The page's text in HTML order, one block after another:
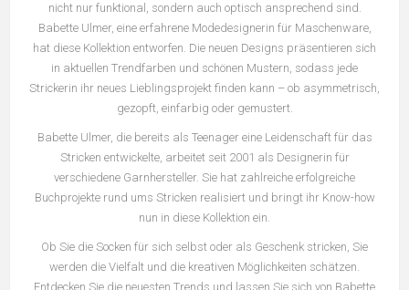
nicht nur funktional, sondern auch optisch ansprechend sind.
Babette Ulmer, eine erfahrene Modedesignerin für Maschenware,
hat diese Kollektion entworfen. Die neuen Designs präsentieren sich
in aktuellen Trendfarben und schönen Mustern, sodass jede
Strickerin ihr neues Lieblingsprojekt finden kann – ob asymmetrisch,
gezopft, einfarbig oder gemustert.
Babette Ulmer, die bereits als Teenager eine Leidenschaft für das
Stricken entwickelte, arbeitet seit 2001 als Designerin für
verschiedene Garnhersteller. Sie hat zahlreiche erfolgreiche
Buchprojekte rund ums Stricken realisiert und bringt ihr Know-how
nun in diese Kollektion ein.
Ob Sie die Socken für sich selbst oder als Geschenk stricken, Sie
werden die Vielfalt und die kreativen Möglichkeiten schätzen.
Entdecken Sie die neuesten Trends und lassen Sie sich von Babette